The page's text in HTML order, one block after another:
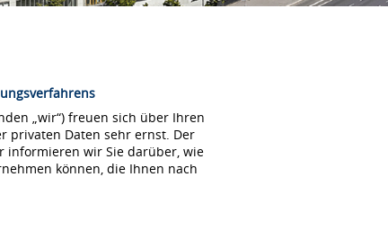
„wir“) freuen sich über Ihren
privaten Daten sehr ernst. Der
informieren wir Sie darüber, wie
können, die Ihnen nach